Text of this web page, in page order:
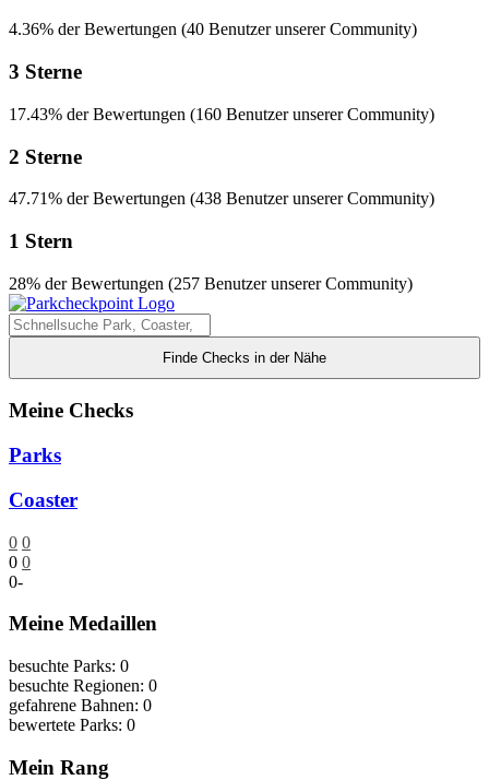
4.36% der Bewertungen (40 Benutzer unserer Community)
3 Sterne
17.43% der Bewertungen (160 Benutzer unserer Community)
2 Sterne
47.71% der Bewertungen (438 Benutzer unserer Community)
1 Stern
28% der Bewertungen (257 Benutzer unserer Community)
Finde Checks in der Nähe
Meine Checks
Parks
Coaster
0 0
0 0
0-
Meine Medaillen
besuchte Parks: 0
besuchte Regionen: 0
gefahrene Bahnen: 0
bewertete Parks: 0
Mein Rang